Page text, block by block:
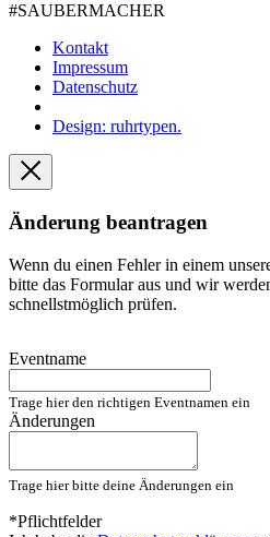
#SAUBER­MACHER
Kontakt
Impressum
Datenschutz
Design: ruhrtypen.
Änderung beantragen
Wenn du einen Fehler in einem
bitte das Formular aus und wir
schnellstmöglich prüfen.
Eventname
Trage hier den richtigen Eventnamen ein
Änderungen
Trage hier bitte deine Änderungen ein
*Pflichtfelder